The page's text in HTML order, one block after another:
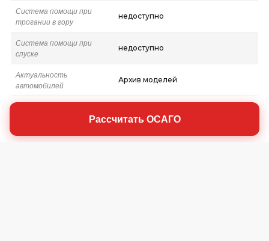
Система помощи при
трогании в гору
недоступно
Система помощи при
спуске
недоступно
Актуальность
автомобилей
Архив моделей
Рассчитать ОСАГО